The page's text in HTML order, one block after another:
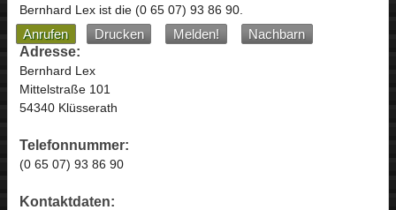
Bernhard Lex ist die (0 65 07) 93 86 90.
Anrufen Drucken Melden!
Nachbarn
Adresse:
Bernhard Lex
Mittelstraße 101
54340 Klüsserath
Telefonnummer:
(0 65 07) 93 86 90
Kontaktdaten: